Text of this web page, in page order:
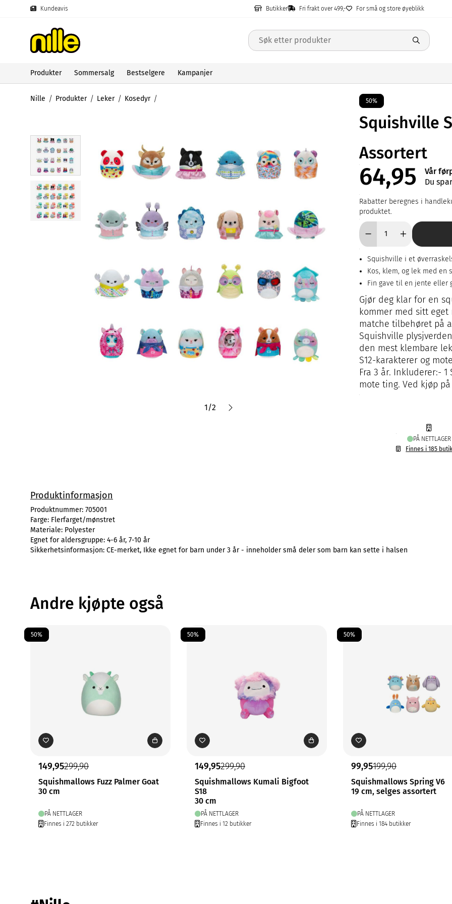
Kundeavis Butikker Fri frakt over 499,- For små og store øyeblikk
Produkter Sommersalg Bestselgere Kampanjer
Nille Produkter Leker Kosedyr
1/2
50%
Squishville
Assortert
64,95
Vår
Du
Rabatter beregnes i
produktet.
Squishville i et
Kos, klem, og lek med en
Fin gave til en jente eller
Gjør deg klar for en
kommer med sitt
matche tilbehøret på
Squishville
den mest klembare
S12-karakterer og
Fra 3 år. Inkluderer:-
mote ting. Ved kjøp
PÅ NETTLAGER
Finnes i 185
Produktinformasjon
Produktnummer: 705001
Farge: Flerfarget/mønstret
Materiale: Polyester
Egnet for aldersgruppe: 4-6 år, 7-10 år
Sikkerhetsinformasjon: CE-merket, Ikke egnet for barn under 3 år - inneholder små deler som barn kan sette i halsen
Andre kjøpte også
50%
149,95299,90
Squishmallows Fuzz Palmer Goat
30 cm
PÅ NETTLAGER
Finnes i 272 butikker
50%
149,95299,90
Squishmallows Kumali Bigfoot
S18
30 cm
PÅ NETTLAGER
Finnes i 12 butikker
50%
99,95199,90
Squishmallows Spring V6
19 cm, selges assortert
PÅ NETTLAGER
Finnes i 184 butikker